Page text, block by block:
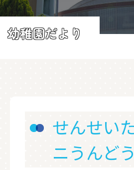
幼稚園だより
せんせい
ニうんど